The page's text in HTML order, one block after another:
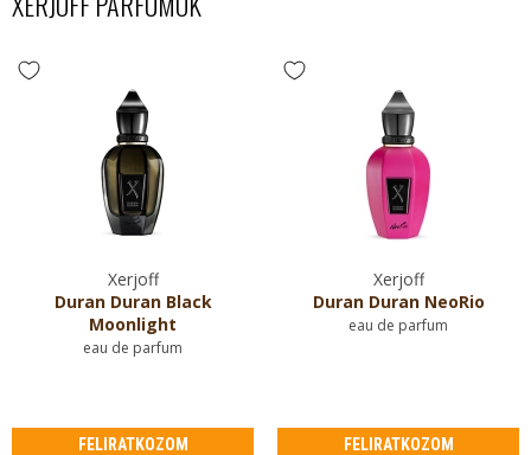
Xerjoff
Duran Duran Black
Moonlight
eau de parfum
FELIRATKOZOM
Xerjoff
Duran Duran NeoRio
eau de parfum
FELIRATKOZOM